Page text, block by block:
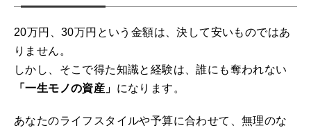
20万円、30万円という金額は、決して安いものではあ
りません。
しかし、そこで得た知識と経験は、誰にも奪われない
「一生モノの資産」 になります。
あなたのライフスタイルや予算に合わせて、無理のな